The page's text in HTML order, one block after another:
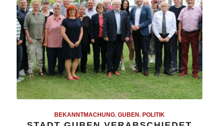
BEKANNTMACHUNG, GUBEN, POLITIK